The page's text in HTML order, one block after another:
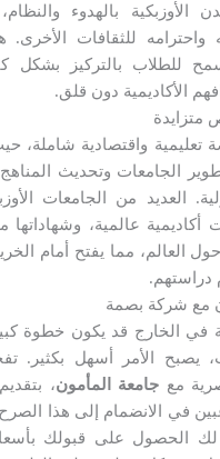
الأوزبكية بالهدوء
للثقافات الأخرى.
للطلاب بالتركيز بشكل
الأكاديمية دون قلق.
تعليمية واقتصادية شاملة،
الجامعات وتحديث
العديد من الجامعات
عالمية، وشهاداتها
العالم، مما يفتح أمام
دراستهم.
مع شركة بصمة
في الخارج قد يكون خطوة
يصبح الأمر أسهل بكثير.
مع جامعة المأمون،
في الانضمام إلى هذا
لك الحصول على قبولك